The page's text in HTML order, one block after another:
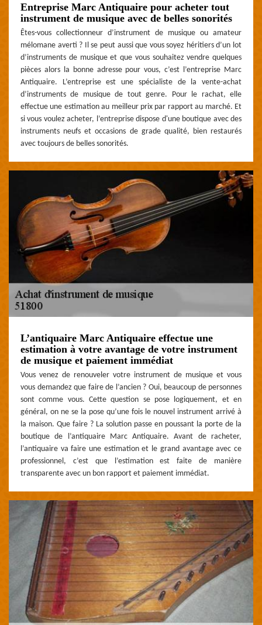
Entreprise Marc Antiquaire pour acheter tout
instrument de musique avec de belles sonorités
Êtes-vous collectionneur d’instrument de musique ou amateur
mélomane averti ? Il se peut aussi que vous soyez héritiers d’un lot
d’instruments de musique et que vous souhaitez vendre quelques
pièces alors la bonne adresse pour vous, c’est l’entreprise Marc
Antiquaire. L’entreprise est une spécialiste de la vente-achat
d’instruments de musique de tout genre. Pour le rachat, elle
effectue une estimation au meilleur prix par rapport au marché. Et
si vous voulez acheter, l’entreprise dispose d'une boutique avec des
instruments neufs et occasions de grade qualité, bien restaurés
avec toujours de belles sonorités.
L’antiquaire Marc Antiquaire effectue une
estimation à votre avantage de votre instrument
de musique et paiement immédiat
Vous venez de renouveler votre instrument de musique et vous
vous demandez que faire de l’ancien ? Oui, beaucoup de personnes
sont comme vous. Cette question se pose logiquement, et en
général, on ne se la pose qu’une fois le nouvel instrument arrivé à
la maison. Que faire ? La solution passe en poussant la porte de la
boutique de l’antiquaire Marc Antiquaire. Avant de racheter,
l’antiquaire va faire une estimation et le grand avantage avec ce
professionnel, c’est que l’estimation est faite de manière
transparente avec un bon rapport et paiement immédiat.